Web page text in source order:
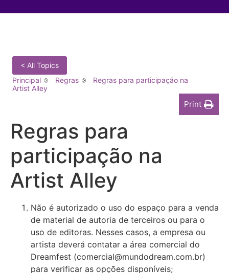
< All Topics
Principal
Regras
Regras para participação na
Artist Alley
Print
Regras para
participação na
Artist Alley
Não é autorizado o uso do espaço para a venda
de material de autoria de terceiros ou para o
uso de editoras. Nesses casos, a empresa ou
artista deverá contatar a área comercial do
Dreamfest (comercial@mundodream.com.br)
para verificar as opções disponíveis;